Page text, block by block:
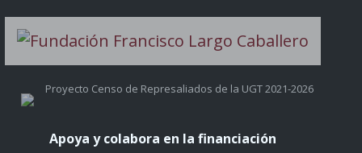
Proyecto Censo de Represaliados de la UGT 2021-2026
Apoya y colabora en la financiación